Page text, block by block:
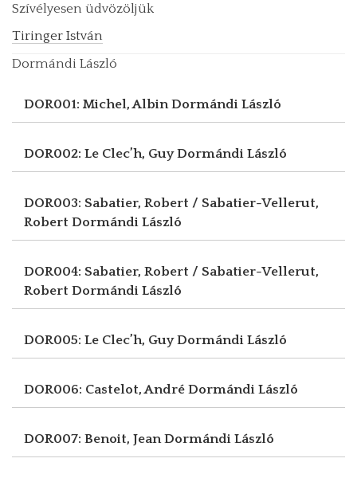
Szívélyesen üdvözöljük
Tiringer István
Dormándi László
DOR001: Michel, AlbinDormándi László
DOR002: Le Clec’h, GuyDormándi László
DOR003: Sabatier, Robert / Sabatier-Vellerut,
Robert Dormándi László
DOR004: Sabatier, Robert / Sabatier-Vellerut,
Robert Dormándi László
DOR005: Le Clec’h, GuyDormándi László
DOR006: Castelot, André Dormándi László
DOR007: Benoit, JeanDormándi László